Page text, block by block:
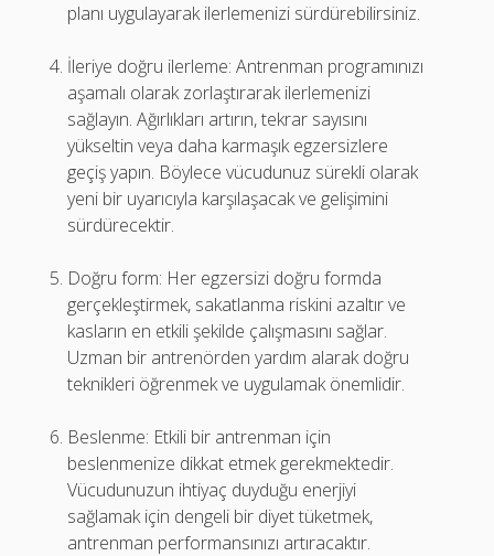
planı uygulayarak ilerlemenizi sürdürebilirsiniz.
İleriye doğru ilerleme: Antrenman programınızı
aşamalı olarak zorlaştırarak ilerlemenizi
sağlayın. Ağırlıkları artırın, tekrar sayısını
yükseltin veya daha karmaşık egzersizlere
geçiş yapın. Böylece vücudunuz sürekli olarak
yeni bir uyarıcıyla karşılaşacak ve gelişimini
sürdürecektir.
Doğru form: Her egzersizi doğru formda
gerçekleştirmek, sakatlanma riskini azaltır ve
kasların en etkili şekilde çalışmasını sağlar.
Uzman bir antrenörden yardım alarak doğru
teknikleri öğrenmek ve uygulamak önemlidir.
Beslenme: Etkili bir antrenman için
beslenmenize dikkat etmek gerekmektedir.
Vücudunuzun ihtiyaç duyduğu enerjiyi
sağlamak için dengeli bir diyet tüketmek,
antrenman performansınızı artıracaktır.